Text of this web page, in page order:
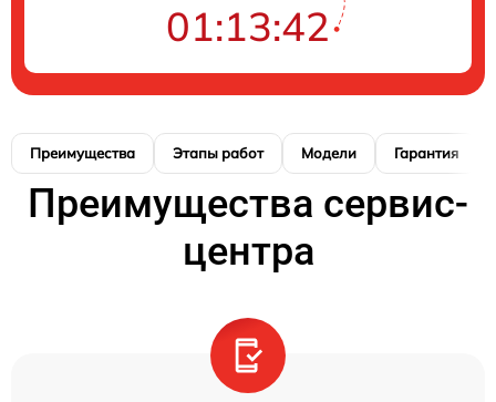
01:13:42
Преимущества Этапы работ Модели Гарантия
Преимущества сервис-
центра